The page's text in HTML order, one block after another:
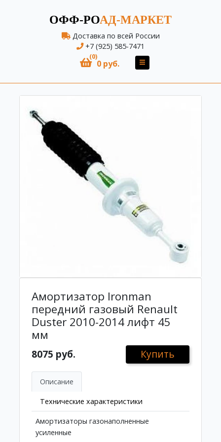
ОФФ-РОАД-МАРКЕТ
Доставка по всей России
+7 (925) 585-7471
(0)
0 руб.
Амортизатор Ironman
передний газовый Renault
Duster 2010-2014 лифт 45
мм
8075 руб. Купить
Описание
Технические характеристики
Амортизаторы газонаполненные
усиленные